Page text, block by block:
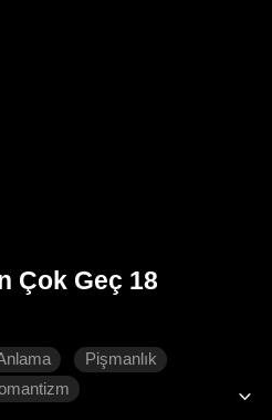
Çok Geç 18
Pişmanlık